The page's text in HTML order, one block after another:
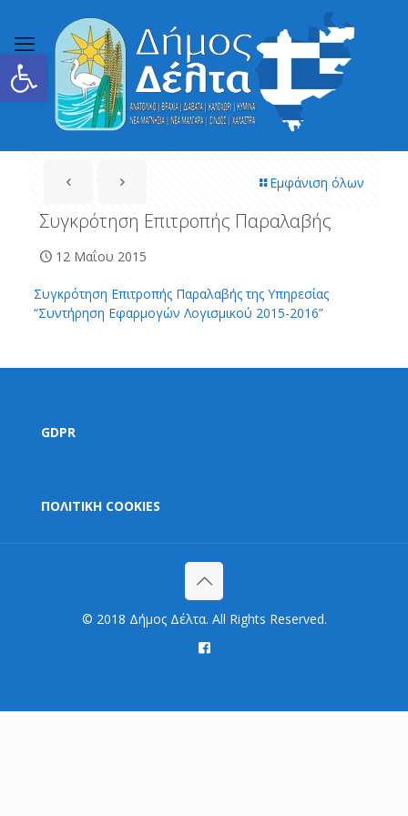
Ανοίξτε τη γραμμή εργαλείων
Εμφάνιση όλων
Συγκρότηση Επιτροπής Παραλαβής
12 Μαΐου 2015
Συγκρότηση Επιτροπής Παραλαβής της Υπηρεσίας
“Συντήρηση Εφαρμογών Λογισμικού 2015-2016”
GDPR
ΠΟΛΙΤΙΚΗ COOKIES
© 2018 Δήμος Δέλτα. All Rights Reserved.